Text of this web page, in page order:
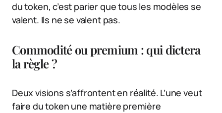
du token, c’est parier que tous les modèles se
valent. Ils ne se valent pas.
Commodité ou premium : qui dictera
la règle ?
Deux visions s’affrontent en réalité. L’une veut
faire du token une matière première